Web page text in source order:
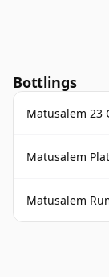
Bottlings
Matusalem 23
Matusalem
Matusalem